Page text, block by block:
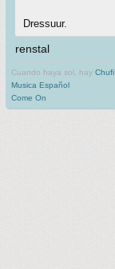
Dressuur.
renstal
Cuando haya sol, hay Chufi
Musica Español
Come On